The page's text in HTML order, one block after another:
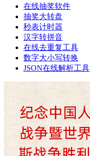
在线抽奖软件
抽奖大转盘
秒表计时器
汉字转拼音
在线去重复工具
数字大小写转换
JSON在线解析工具